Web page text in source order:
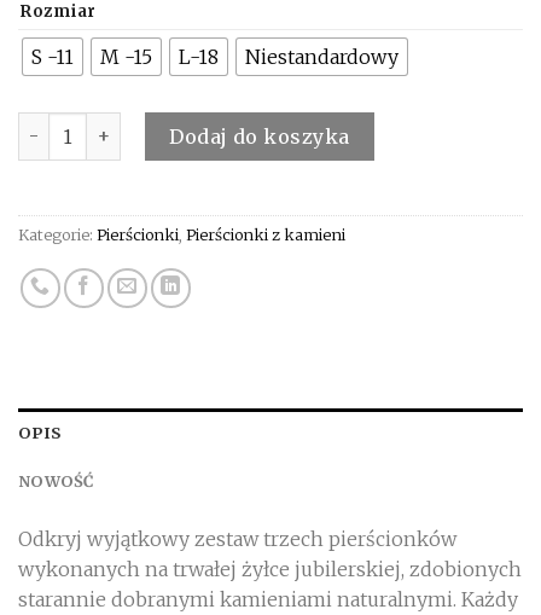
Rozmiar
S -11 M -15 L-18 Niestandardowy
Dodaj do koszyka
Kategorie: Pierścionki Pierścionki z kamieni
OPIS
NOWOŚĆ
Odkryj wyjątkowy zestaw trzech pierścionków
wykonanych na trwałej żyłce jubilerskiej, zdobionych
starannie dobranymi kamieniami naturalnymi. Każdy